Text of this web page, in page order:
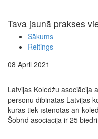
Tava jaunā prakses
Sākums
Reitings
08 April 2021
Latvijas Koledžu asociācija
personu dibinātās Latvijas
kurās tiek īstenotas arī
Šobrīd asociācijā ir 25